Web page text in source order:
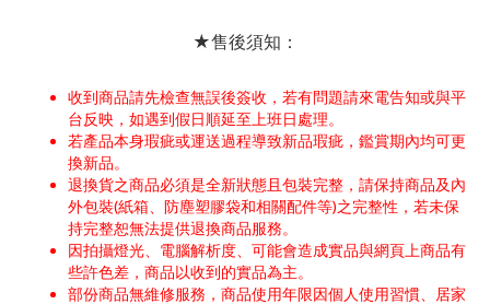
★售後須知：
收到商品請先檢查無誤後簽收，若有問題請來電告知或與平
台反映，如遇到假日順延至上班日處理。
若產品本身瑕疵或運送過程導致新品瑕疵，鑑賞期內均可更
換新品。
退換貨之商品必須是全新狀態且包裝完整，請保持商品及內
外包裝(紙箱、防塵塑膠袋和相關配件等)之完整性，若未保
持完整恕無法提供退換商品服務。
因拍攝燈光、電腦解析度、可能會造成實品與網頁上商品有
些許色差，商品以收到的實品為主。
部份商品無維修服務，商品使用年限因個人使用習慣、居家